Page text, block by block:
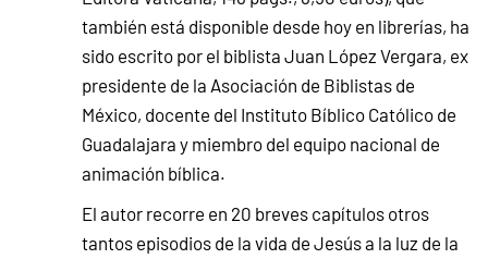
también está disponible desde hoy en librerías, ha
sido escrito por el biblista Juan López Vergara, ex
presidente de la Asociación de Biblistas de
México, docente del Instituto Bíblico Católico de
Guadalajara y miembro del equipo nacional de
animación bíblica.
El autor recorre en 20 breves capítulos otros
tantos episodios de la vida de Jesús a la luz de la